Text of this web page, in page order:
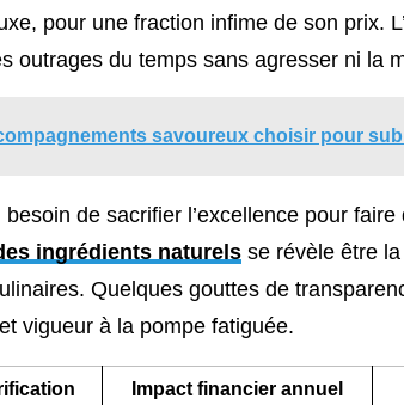
pour une fraction infime de son prix.
outrages du temps sans agresser ni la
savoureux choisir pour
besoin de sacrifier l’excellence pour
ingrédients naturels se révèle être
Quelques gouttes de
vigueur à la pompe fatiguée.
Impact financier annuel